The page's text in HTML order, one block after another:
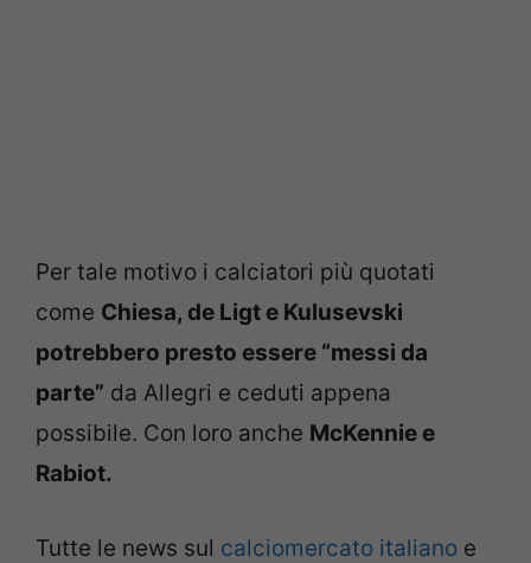
Per tale motivo i calciatori più quotati
come Chiesa, de Ligt e Kulusevski
potrebbero presto essere “messi da
parte” da Allegri e ceduti appena
possibile. Con loro anche McKennie e
Rabiot.
Tutte le news sul calciomercato italiano e